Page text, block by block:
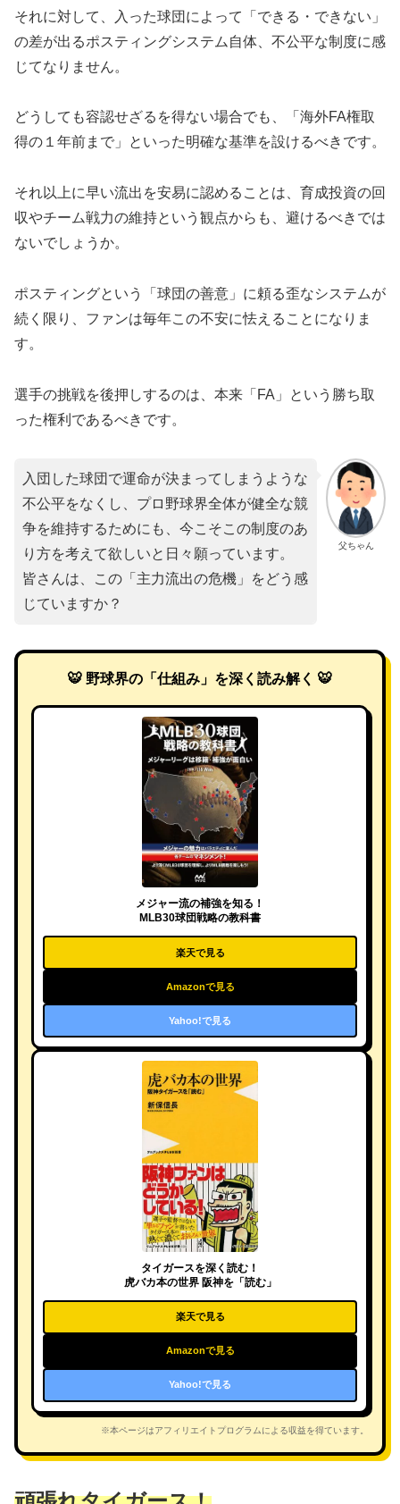
それに対して、入った球団によって「できる・できない」
の差が出るポスティングシステム自体、不公平な制度に感
じてなりません。
​どうしても容認せざるを得ない場合でも、「海外FA権取
得の１年前まで」といった明確な基準を設けるべきです。
それ以上に早い流出を安易に認めることは、育成投資の回
収やチーム戦力の維持という観点からも、避けるべきでは
ないでしょうか。
​ポスティングという「球団の善意」に頼る歪なシステムが
続く限り、ファンは毎年この不安に怯えることになりま
す。
選手の挑戦を後押しするのは、本来「FA」という勝ち取
った権利であるべきです。
父ちゃん
入団した球団で運命が決まってしまうような
不公平をなくし、プロ野球界全体が健全な競
争を維持するためにも、今こそこの制度のあ
り方を考えて欲しいと日々願っています。
皆さんは、この「主力流出の危機」をどう感
じていますか？
🐯 野球界の「仕組み」を深く読み解く 🐯
メジャー流の補強を知る！
MLB30球団戦略の教科書
楽天で見る
Amazonで見る
Yahoo!で見る
タイガースを深く読む！
虎バカ本の世界 阪神を「読む」
楽天で見る
Amazonで見る
Yahoo!で見る
※本ページはアフィリエイトプログラムによる収益を得ています。